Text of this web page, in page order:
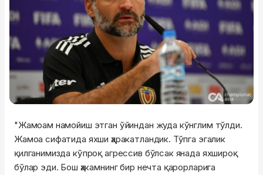
"Жамоам намойиш этган ўйиндан жуда кўнглим тўлди.
Жамоа сифатида яхши ҳаракатландик. Тўпга эгалик
қилганимизда кўпроқ агрессив бўлсак янада яхшироқ
бўлар эди. Бош ҳакамнинг бир нечта қарорларига